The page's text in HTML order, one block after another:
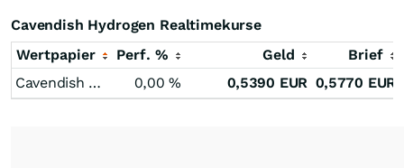
Cavendish Hydrogen Realtimekurse
Wertpapier
Perf. % Geld
Brief
Cavendish Hydrogen
0,00% 0,5390 EUR 0,5770 EUR